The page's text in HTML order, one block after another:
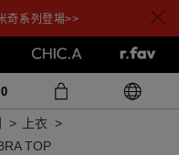
奇系列登場>>
0
上衣
TOP